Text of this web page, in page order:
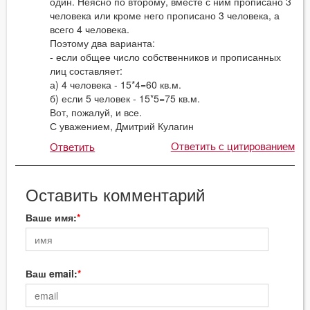
человека или кроме него прописано 3 человека, а
всего 4 человека.
Поэтому два варианта:
- если общее число собственников и прописанных
лиц составляет:
а) 4 человека - 15*4=60 кв.м.
б) если 5 человек - 15*5=75 кв.м.
Вот, пожалуй, и все.
С уважением, Дмитрий Кулагин
Ответить Ответить с цитированием
Оставить комментарий
Ваше имя:
Ваш email: